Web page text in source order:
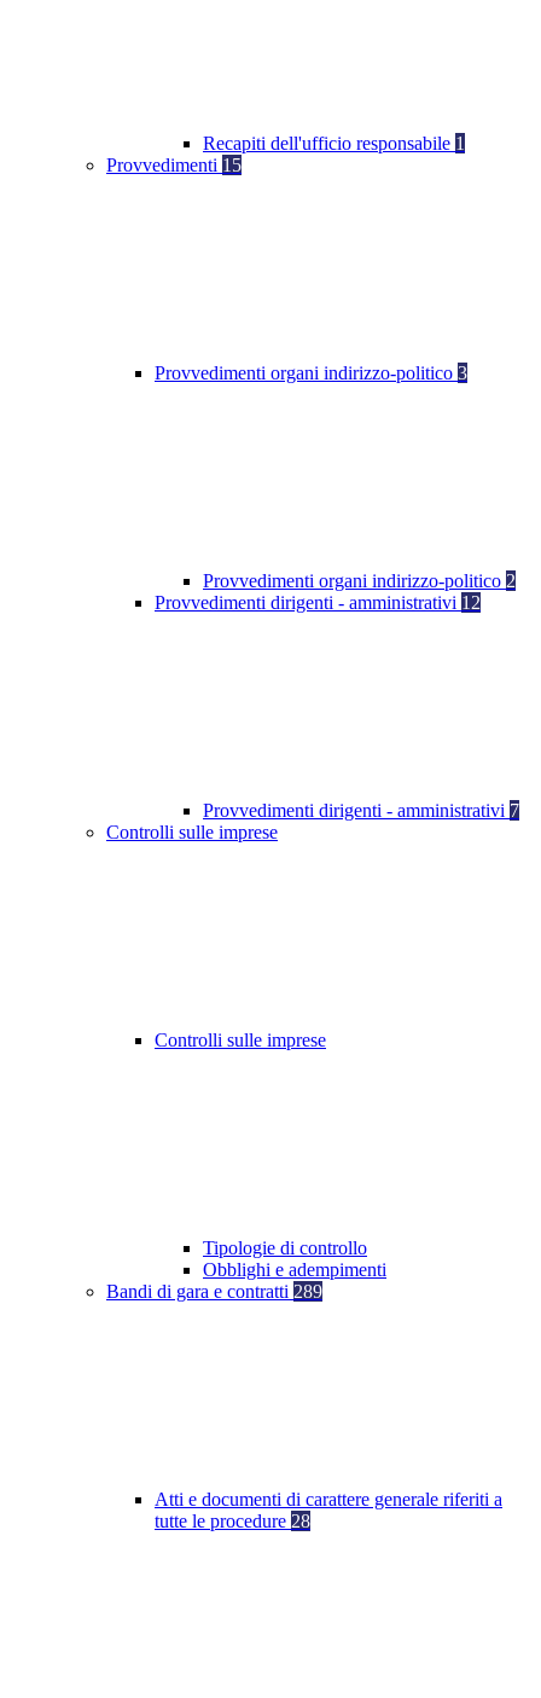
Recapiti dell'ufficio responsabile 1
Provvedimenti 15
Provvedimenti organi indirizzo-politico 3
Provvedimenti organi indirizzo-politico 2
Provvedimenti dirigenti - amministrativi 12
Provvedimenti dirigenti - amministrativi 7
Controlli sulle imprese
Controlli sulle imprese
Tipologie di controllo
Obblighi e adempimenti
Bandi di gara e contratti 289
Atti e documenti di carattere generale riferiti a
tutte le procedure 28